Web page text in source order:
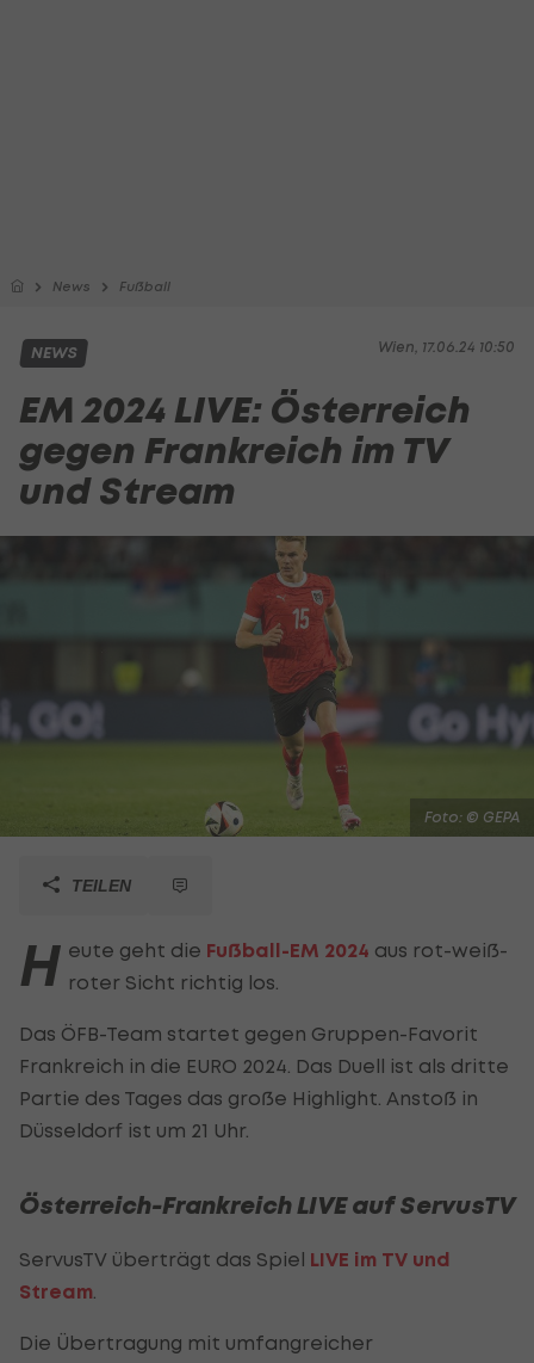
News Fußball
Wien, 17.06.24 10:50
NEWS
EM 2024 LIVE: Österreich
gegen Frankreich im TV
und Stream
Foto: © GEPA
TEILEN
H eute geht die Fußball-EM 2024 aus rot-weiß-
roter Sicht richtig los.
Das ÖFB-Team startet gegen Gruppen-Favorit
Frankreich in die EURO 2024. Das Duell ist als dritte
Partie des Tages das große Highlight. Anstoß in
Düsseldorf ist um 21 Uhr.
Österreich-Frankreich LIVE auf ServusTV
ServusTV überträgt das Spiel LIVE im TV und
Stream
Die Übertragung mit umfangreicher